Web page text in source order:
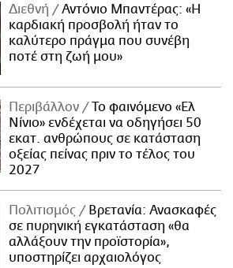
Διεθνή
Αντόνιο Μπαντέρας: «Η
καρδιακή προσβολή ήταν το
καλύτερο πράγμα που συνέβη
ποτέ στη ζωή μου»
Περιβάλλον
Το φαινόμενο «Ελ
Νίνιο» ενδέχεται να οδηγήσει 50
εκατ. ανθρώπους σε κατάσταση
οξείας πείνας πριν το τέλος του
2027
Πολιτισμός
Βρετανία: Ανασκαφές
σε πυρηνική εγκατάσταση «θα
αλλάξουν την προϊστορία»,
υποστηρίζει αρχαιολόγος